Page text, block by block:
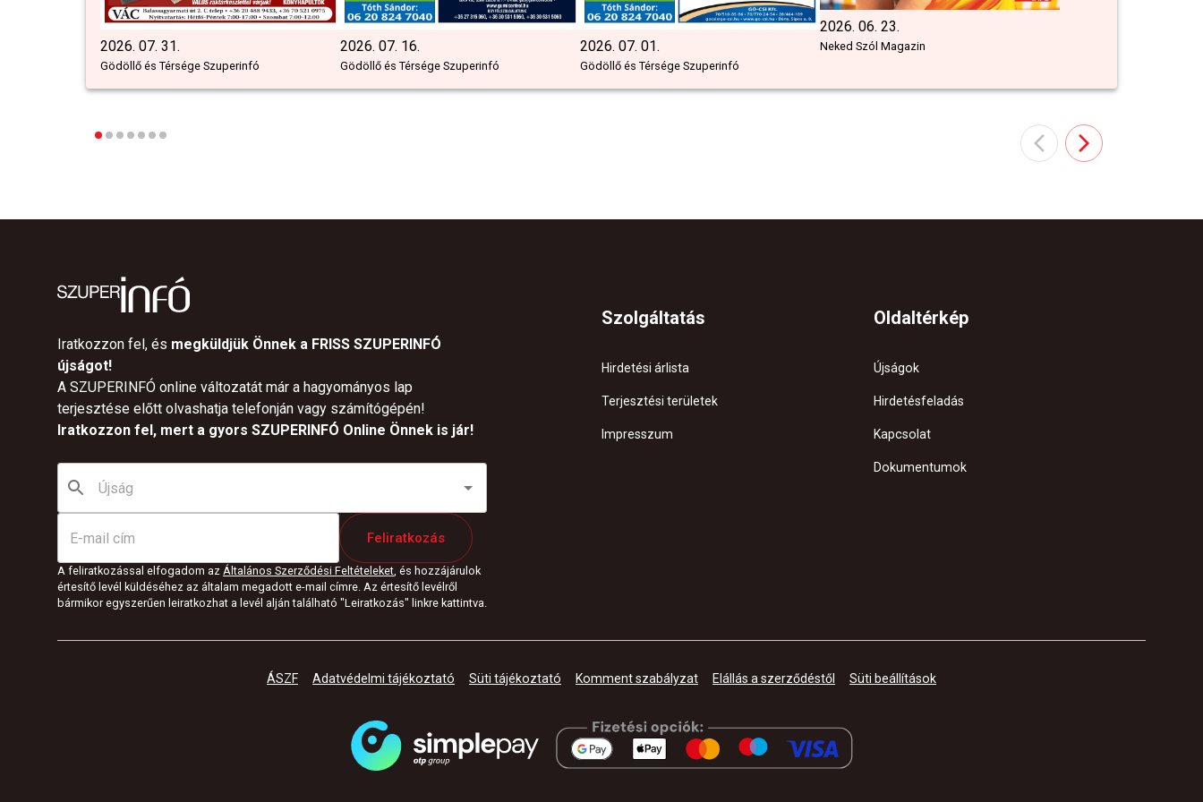
2026. 07. 31.
Gödöllő és Térsége Szuperinfó
2026. 07. 16.
Gödöllő és Térsége Szuperinfó
2026. 07. 01.
Gödöllő és Térsége Szuperinfó
2026. 06. 23.
Neked Szól Magazin
Iratkozzon fel, és megküldjük Önnek a FRISS SZUPERINFÓ
újságot!
A SZUPERINFÓ online változatát már a hagyományos lap
terjesztése előtt olvashatja telefonján vagy számítógépén!
Iratkozzon fel, mert a gyors SZUPERINFÓ Online Önnek is jár!
Feliratkozás
A feliratkozással elfogadom az Általános Szerződési Feltételeket, és hozzájárulok
értesítő levél küldéséhez az általam megadott e-mail címre. Az értesítő levélről
bármikor egyszerűen leiratkozhat a levél alján található "Leiratkozás" linkre kattintva.
Szolgáltatás
Hirdetési árlista
Terjesztési területek
Impresszum
Oldaltérkép
Újságok
Hirdetésfeladás
Kapcsolat
Dokumentumok
ÁSZF Adatvédelmi tájékoztató Süti tájékoztató Komment szabályzat Elállás a szerződéstől Süti beállítások